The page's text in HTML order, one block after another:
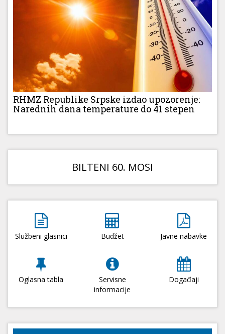
RHMZ Republike Srpske izdao upozorenje:
Narednih dana temperature do 41 stepen
BILTENI 60. MOSI
Službeni glasnici Budžet Javne nabavke
Oglasna tabla
Servisne
informacije
Događaji